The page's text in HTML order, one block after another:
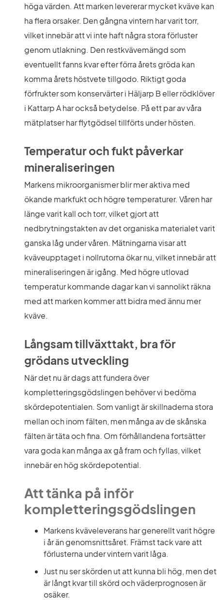
höga värden. Att marken levererar mycket kväve kan
ha flera orsaker. Den gångna vintern har varit torr,
vilket innebär att vi inte haft några stora förluster
genom utlakning. Den restkvävemängd som
eventuellt fanns kvar efter förra årets gröda kan
komma årets höstvete tillgodo. Riktigt goda
förfrukter som konservärter i Häljarp B eller rödklöver
i Kattarp A har också betydelse. På ett par av våra
mätplatser har flytgödsel tillförts under hösten.
Temperatur och fukt påverkar
mineraliseringen
Markens mikroorganismer blir mer aktiva med
ökande markfukt och högre temperaturer. Våren har
länge varit kall och torr, vilket gjort att
nedbrytningstakten av det organiska materialet varit
ganska låg under våren. Mätningarna visar att
kväveupptaget i nollrutorna ökar nu, vilket innebär att
mineraliseringen är igång. Med högre utlovad
temperatur kommande dagar kan vi sannolikt räkna
med att marken kommer att bidra med ännu mer
kväve.
Långsam tillväxttakt, bra för
grödans utveckling
När det nu är dags att fundera över
kompletteringsgödslingen behöver vi bedöma
skördepotentialen. Som vanligt är skillnaderna stora
mellan och inom fälten, men många av de skånska
fälten är täta och fina. Om förhållandena fortsätter
vara goda kan många ax gå fram och fyllas, vilket
innebär en hög skördepotential.
Att tänka på inför
kompletteringsgödslingen
Markens kväveleverans har generellt varit högre
i år än genomsnittsåret. Främst tack vare att
förlusterna under vintern varit låga.
Just nu ser skörden ut att kunna bli hög, men det
är långt kvar till skörd och väderprognosen är
osäker.